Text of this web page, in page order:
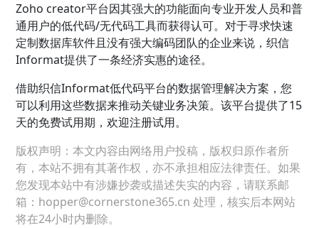
Zoho creator平台因其强大的功能面向专业开发人员和普
通用户的低代码/无代码工具而获得认可。对于寻求快速
定制数据库软件且没有强大编码团队的企业来说，织信
Informat提供了一条经济实惠的途径。
借助织信Informat低代码平台的数据管理解决方案，您
可以利用这些数据来推动关键业务决策。该平台提供了15
天的免费试用期，欢迎注册试用。
版权声明：本文内容由网络用户投稿，版权归原作者所
有，本站不拥有其著作权，亦不承担相应法律责任。如果
您发现本站中有涉嫌抄袭或描述失实的内容，请联系邮
箱：hopper@cornerstone365.cn 处理，核实后本网站
将在24小时内删除。